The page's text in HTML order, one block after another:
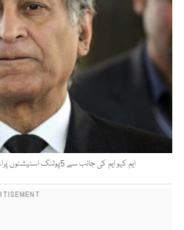
ایم کیو ایم کی جانب سے 5پولنگ اسٹیشنوں پراعتراض کیا جارہا ہے،اعتزازاحسن؛فوٹوفائل